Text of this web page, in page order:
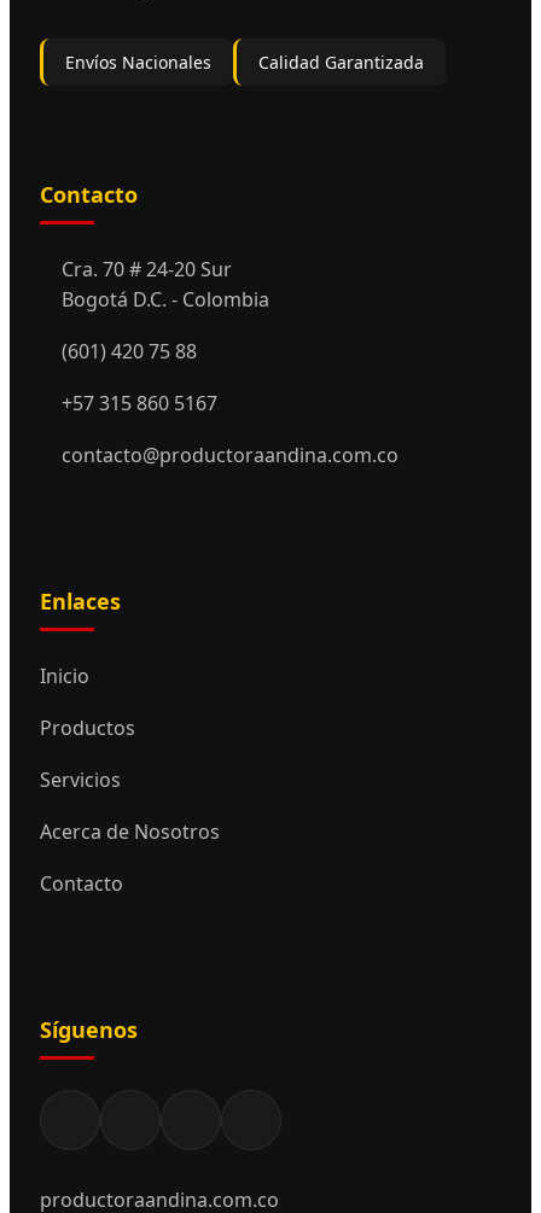
Envíos Nacionales Calidad Garantizada
Contacto
Cra. 70 # 24-20 Sur
Bogotá D.C. - Colombia
(601) 420 75 88
+57 315 860 5167
contacto@productoraandina.com.co
Enlaces
Inicio
Productos
Servicios
Acerca de Nosotros
Contacto
Síguenos
productoraandina.com.co